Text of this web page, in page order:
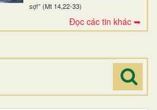
sợ!” (Mt 14,22-33)
Đọc các tin khác ➥